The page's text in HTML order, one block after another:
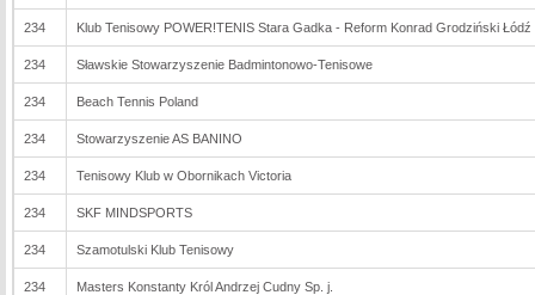
234 Klub Tenisowy POWER!TENIS Stara Gadka - Reform Konrad Grodziński Łódź
234 Sławskie Stowarzyszenie Badmintonowo-Tenisowe
234 Beach Tennis Poland
234 Stowarzyszenie AS BANINO
234 Tenisowy Klub w Obornikach Victoria
234 SKF MINDSPORTS
234 Szamotulski Klub Tenisowy
234 Masters Konstanty Król Andrzej Cudny Sp. j.